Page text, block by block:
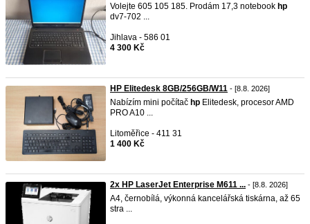
Volejte 605 105 185. Prodám 17,3 notebook hp
dv7-702 ...
Jihlava - 586 01
4 300 Kč
HP Elitedesk 8GB/256GB/W11 - [8.8. 2026]
Nabízím mini počítač hp Elitedesk, procesor AMD
PRO A10 ...
Litoměřice - 411 31
1 400 Kč
2x HP LaserJet Enterprise M611 ... - [8.8. 2026]
A4, černobílá, výkonná kancelářská tiskárna, až 65
stra ...